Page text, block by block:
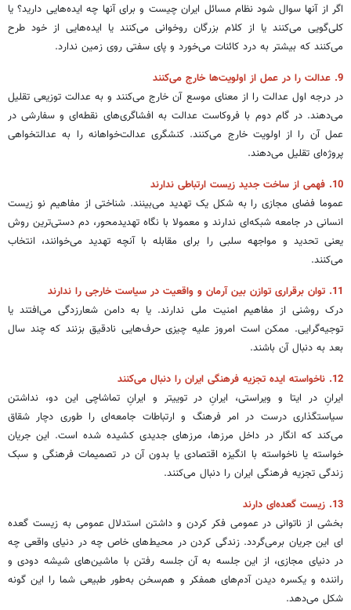
اگر از آنها سوال شود نظام مسائل ایران چیست و برای آنها چه ایده‌هایی دارید؟ یا
کلی‌گویی می‌کنند یا از کلام بزرگان روخوانی می‌کنند یا ایده‌هایی از خود طرح
می‌کنند که بیشتر به درد کائنات می‌خورد و پای سفتی روی زمین ندارد.
9. عدالت را در عمل از اولویت‌ها خارج می‌کنند
در درجه اول عدالت را از معنای موسع آن خارج می‌کنند و به عدالت توزیعی تقلیل
می‌دهند. در گام دوم با فروکاست عدالت به افشاگری‌های نقطه‌ای و سفارشی در
عمل آن را از اولویت خارج می‌کنند. کنشگری عدالت‌خواهانه را به عدالتخواهی
پروژه‌ای تقلیل می‌دهند.
10. فهمی از ساخت جدید زیست ارتباطی ندارند
عموما فضای مجازی را به شکل یک تهدید می‌بینند. شناختی از مفاهیم نو زیست
انسانی در جامعه شبکه‌ای ندارند و معمولا با نگاه تهدیدمحور، دم دستی‌ترین روش
یعنی تحدید و مواجهه سلبی را برای مقابله با آنچه تهدید می‌خوانند، انتخاب
می‌کنند.
11. توان برقراری توازن بین آرمان و واقعیت در سیاست خارجی را ندارند
درک روشنی از مفاهیم امنیت ملی ندارند. یا به دامن شعارزدگی می‌افتند یا
توجیه‌گرایی. ممکن است امروز علیه چیزی حرف‌هایی نادقیق بزنند که چند سال
بعد به دنبال آن باشند.
12. ناخواسته ایده تجزیه فرهنگی ایران را دنبال می‌کنند
ایرانِ در ایتا و ویراستی، ایرانِ در توییتر و ایرانِ تماشاچی این دو، نداشتن
سیاستگذاری درست در امر فرهنگ و ارتباطات جامعه‌ای را طوری دچار شقاق
می‌کند که انگار در داخل مرزها، مرزهای جدیدی کشیده شده است. این جریان
خواسته یا ناخواسته با ‌انگیزه اقتصادی یا بدون آن در تصمیمات فرهنگی و سبک
زندگی تجزیه فرهنگی ایران را دنبال می‌کنند.
13. زیست گعده‌ای دارند
بخشی از ناتوانی در عمومی فکر کردن و داشتن استدلال عمومی به زیست گعده
ای این جریان برمی‌گردد. زندگی کردن در محیط‌های خاص چه در دنیای واقعی چه
در دنیای مجازی، از این جلسه به آن جلسه رفتن با ماشین‌های شیشه دودی و
راننده و یکسره دیدن آدم‌های همفکر و هم‌سخن به‌طور طبیعی شما را این گونه
شکل می‌دهد.